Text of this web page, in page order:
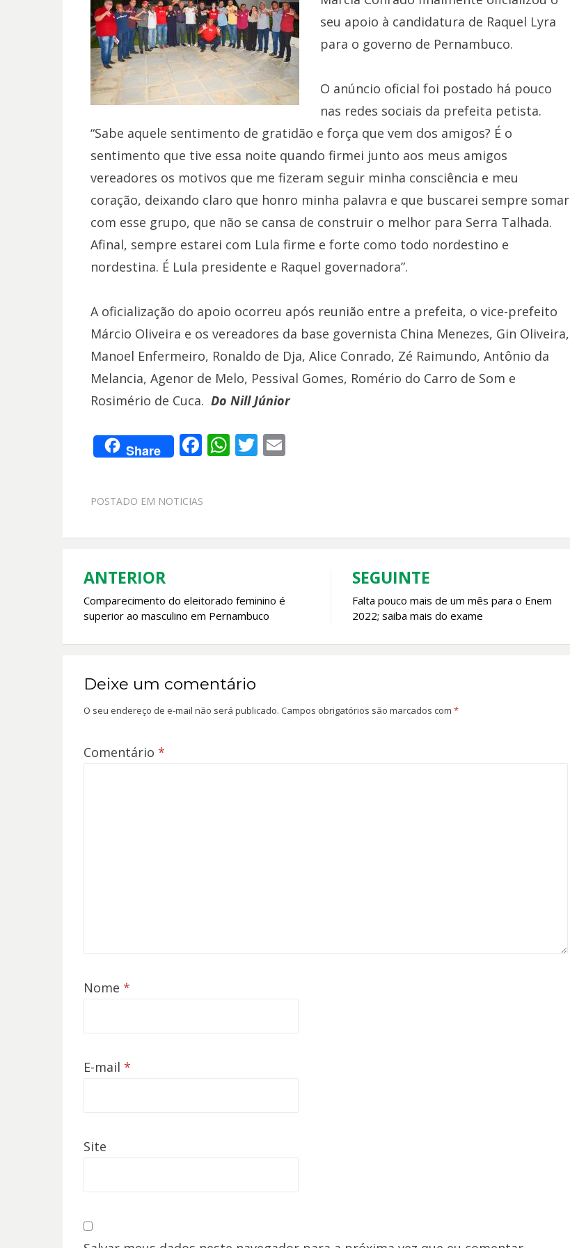
seu apoio à candidatura de Raquel Lyra
para o governo de Pernambuco.
O anúncio oficial foi postado há pouco
nas redes sociais da prefeita petista.
“Sabe aquele sentimento de gratidão e força que vem dos amigos? É o
sentimento que tive essa noite quando firmei junto aos meus amigos
vereadores os motivos que me fizeram seguir minha consciência e meu
coração, deixando claro que honro minha palavra e que buscarei sempre somar
com esse grupo, que não se cansa de construir o melhor para Serra Talhada.
Afinal, sempre estarei com Lula firme e forte como todo nordestino e
nordestina. É Lula presidente e Raquel governadora”.
A oficialização do apoio ocorreu após reunião entre a prefeita, o vice-prefeito
Márcio Oliveira e os vereadores da base governista China Menezes, Gin Oliveira,
Manoel Enfermeiro, Ronaldo de Dja, Alice Conrado, Zé Raimundo, Antônio da
Melancia, Agenor de Melo, Pessival Gomes, Romério do Carro de Som e
Rosimério de Cuca. Do Nill Júnior
Share F
b
o
W
A
T E
POSTADO EM NOTICIAS
Navegação
de
ANTERIOR
Comparecimento do eleitorado feminino é
superior ao masculino em Pernambuco
SEGUINTE
Falta pouco mais de um mês para o Enem
2022; saiba mais do exame
Deixe um comentário
O seu endereço de e-mail não será publicado. Campos obrigatórios são marcados com *
Comentário *
Nome *
E-mail *
Site